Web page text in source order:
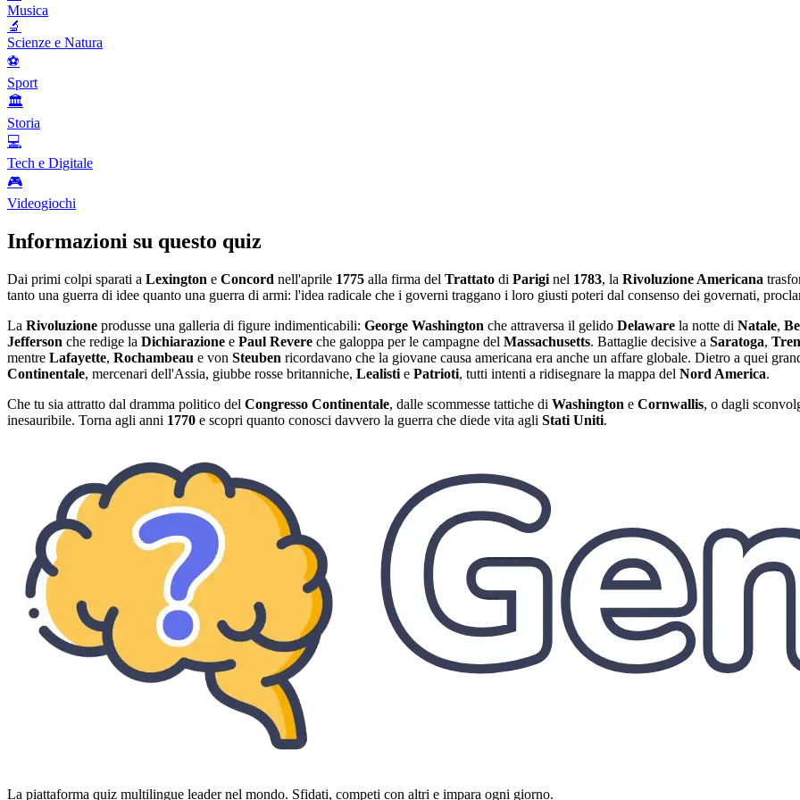
Musica
🔬
Scienze e Natura
⚽
Sport
🏛️
Storia
💻
Tech e Digitale
🎮
Videogiochi
Informazioni su questo quiz
Dai primi colpi sparati a Lexington e Concord nell'aprile 1775 alla firma del Trattato di Parigi nel 1783, la Rivoluzione Americana
tanto una guerra di idee quanto una guerra di armi: l'idea radicale che i governi traggano i loro giusti poteri dal consenso dei governati,
La Rivoluzione produsse una galleria di figure indimenticabili: George Washington che attraversa il gelido Delaware la notte di Natale,
Jefferson che redige la Dichiarazione e Paul Revere che galoppa per le campagne del Massachusetts. Battaglie decisive a Saratoga,
mentre Lafayette, Rochambeau e von Steuben ricordavano che la giovane causa americana era anche un affare globale. Dietro a quei
Continentale, mercenari dell'Assia, giubbe rosse britanniche, Lealisti e Patrioti, tutti intenti a ridisegnare la mappa del Nord America.
Che tu sia attratto dal dramma politico del Congresso Continentale, dalle scommesse tattiche di Washington e Cornwallis, o dagli
inesauribile. Torna agli anni 1770 e scopri quanto conosci davvero la guerra che diede vita agli Stati Uniti.
La piattaforma quiz multilingue leader nel mondo. Sfidati, competi con altri e impara ogni giorno.